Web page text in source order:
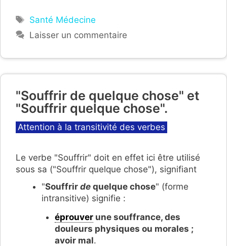
Étiquettes
Santé Médecine
Laisser un commentaire
"Souffrir de quelque chose" et
"Souffrir quelque chose".
Catégories
Attention à la transitivité des verbes
Le verbe "Souffrir" doit en effet ici être utilisé
sous sa ("Souffrir quelque chose"), signifiant
"Souffrir de quelque chose" (forme
intransitive) signifie :
éprouverune souffrance, des
douleurs physiques ou morales ;
avoir mal.